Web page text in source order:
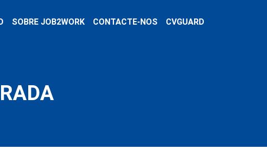
SOBRE JOB2WORK CONTACTE-NOS CVGUARD